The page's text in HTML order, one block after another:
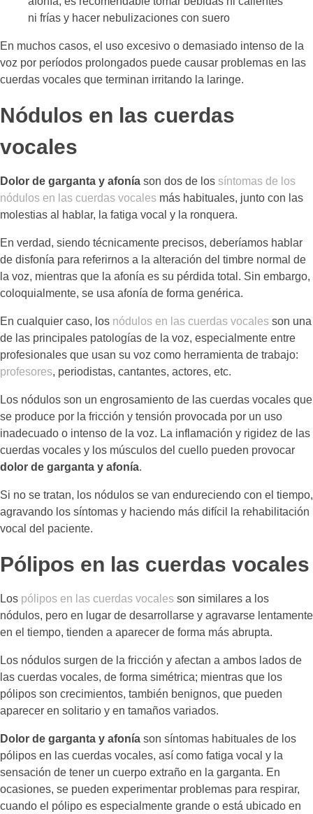
En muchos casos, el uso excesivo o demasiado intenso de la
voz por períodos prolongados puede causar problemas en las
cuerdas vocales que terminan irritando la laringe.
Nódulos en las cuerdas
vocales
Dolor de garganta y afonía son dos de los síntomas de los
nódulos en las cuerdas vocales más habituales, junto con las
molestias al hablar, la fatiga vocal y la ronquera.
En verdad, siendo técnicamente precisos, deberíamos hablar
de disfonía para referirnos a la alteración del timbre normal de
la voz, mientras que la afonía es su pérdida total. Sin embargo,
coloquialmente, se usa afonía de forma genérica.
En cualquier caso, los nódulos en las cuerdas vocales son una
de las principales patologías de la voz, especialmente entre
profesionales que usan su voz como herramienta de trabajo:
profesores, periodistas, cantantes, actores, etc.
Los nódulos son un engrosamiento de las cuerdas vocales que
se produce por la fricción y tensión provocada por un uso
inadecuado o intenso de la voz. La inflamación y rigidez de las
cuerdas vocales y los músculos del cuello pueden provocar
dolor de garganta y afonía.
Si no se tratan, los nódulos se van endureciendo con el tiempo,
agravando los síntomas y haciendo más difícil la rehabilitación
vocal del paciente.
Pólipos en las cuerdas vocales
Los pólipos en las cuerdas vocales son similares a los
nódulos, pero en lugar de desarrollarse y agravarse lentamente
en el tiempo, tienden a aparecer de forma más abrupta.
Los nódulos surgen de la fricción y afectan a ambos lados de
las cuerdas vocales, de forma simétrica; mientras que los
pólipos son crecimientos, también benignos, que pueden
aparecer en solitario y en tamaños variados.
Dolor de garganta y afonía son síntomas habituales de los
pólipos en las cuerdas vocales, así como fatiga vocal y la
sensación de tener un cuerpo extraño en la garganta. En
ocasiones, se pueden experimentar problemas para respirar,
cuando el pólipo es especialmente grande o está ubicado en